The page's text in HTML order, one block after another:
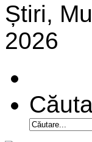
Știri,
2026